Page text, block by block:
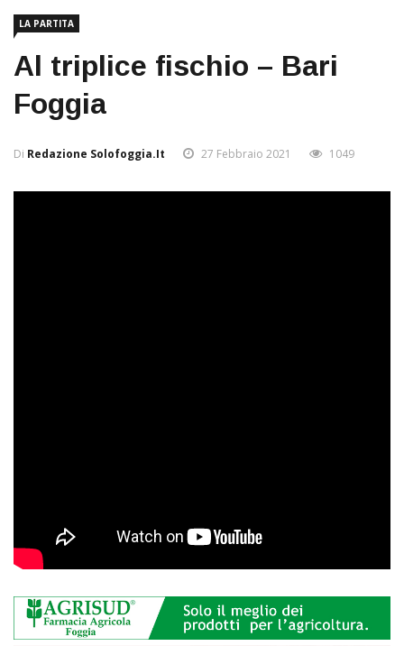
LA PARTITA
Al triplice fischio – Bari
Foggia
Di Redazione Solofoggia.it 27 Febbraio 2021 1049